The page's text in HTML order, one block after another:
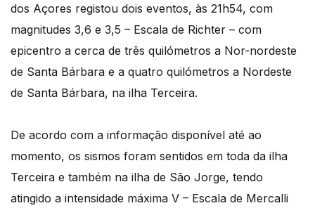
dos Açores registou dois eventos, às 21h54, com
magnitudes 3,6 e 3,5 – Escala de Richter – com
epicentro a cerca de três quilómetros a Nor-nordeste
de Santa Bárbara e a quatro quilómetros a Nordeste
de Santa Bárbara, na ilha Terceira.
De acordo com a informação disponível até ao
momento, os sismos foram sentidos em toda da ilha
Terceira e também na ilha de São Jorge, tendo
atingido a intensidade máxima V – Escala de Mercalli